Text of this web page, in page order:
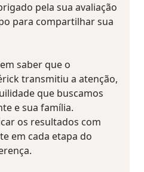
pela sua avaliação
para compartilhar sua
saber que o
transmitiu a atenção,
que buscamos
e sua família.
os resultados com
em cada etapa do